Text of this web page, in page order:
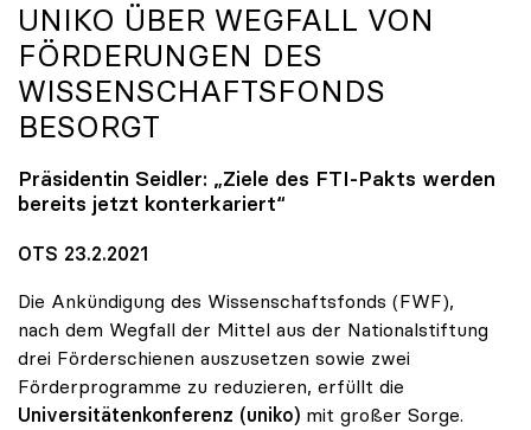
UNIKO ÜBER WEGFALL VON
FÖRDERUNGEN DES
WISSENSCHAFTSFONDS
BESORGT
Präsidentin Seidler: „Ziele des FTI-Pakts werden
bereits jetzt konterkariert“
OTS 23.2.2021
Die Ankündigung des Wissenschaftsfonds (FWF),
nach dem Wegfall der Mittel aus der Nationalstiftung
drei Förderschienen auszusetzen sowie zwei
Förderprogramme zu reduzieren, erfüllt die
Universitätenkonferenz (uniko) mit großer Sorge.